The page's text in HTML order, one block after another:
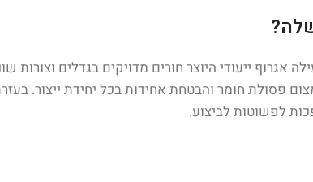
ייעודי היוצר חורים מדויקים בגדלים וצורות
פסולת חומר והבטחת אחידות בכל יחידת ייצור.
לפשוטות לביצוע.